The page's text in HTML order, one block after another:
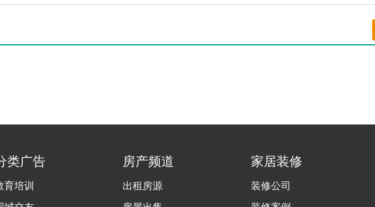
类广告
育培训
房产频道
出租房源
家居装修
装修公司